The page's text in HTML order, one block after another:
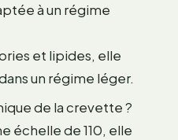
à un régime
et lipides, elle
un régime léger.
de la crevette ?
échelle de 110, elle